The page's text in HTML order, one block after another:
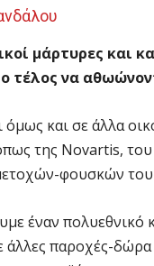
μάρτυρες και
τέλος να
όμως και σε άλλα
της Novartis, του
φουσκών του
έναν πολυεθνικό
άλλες παροχές-